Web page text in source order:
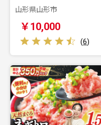
山形県山形市
￥10,000
(6)